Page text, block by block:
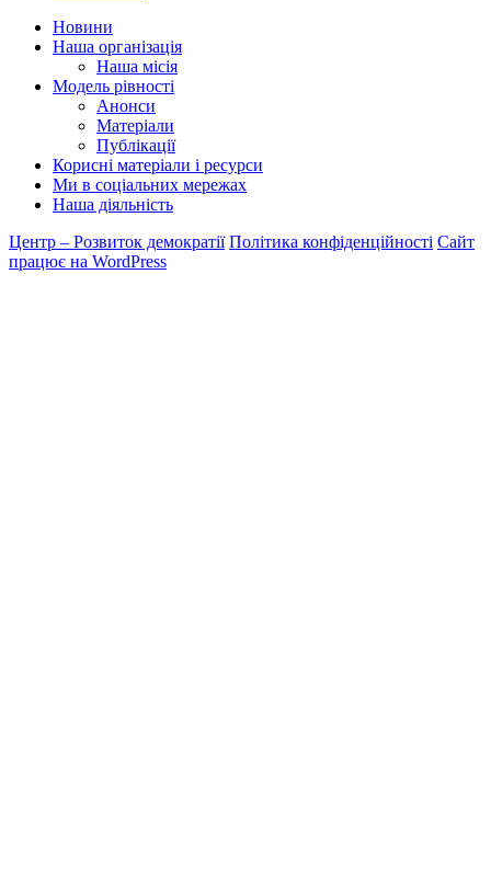
Новини
Наша організація
Наша місія
Модель рівності
Анонси
Матеріали
Публікації
Корисні матеріали і ресурси
Ми в соціальних мережах
Наша діяльність
Центр – Розвиток демократії Політика конфіденційності Сайт
працює на WordPress